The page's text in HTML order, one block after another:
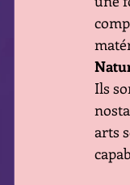
Ils
arts